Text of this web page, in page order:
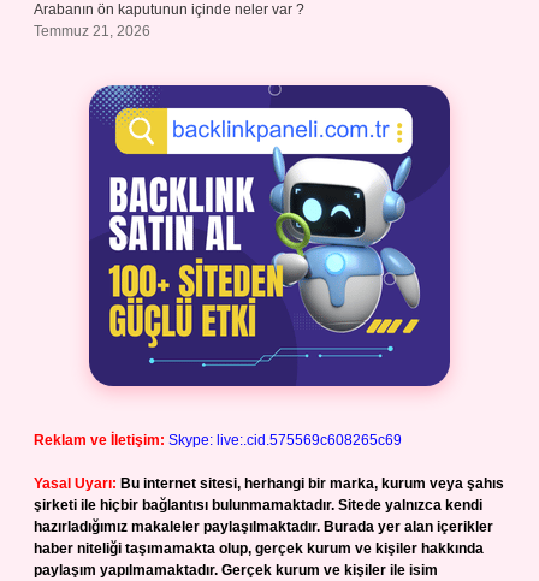
Arabanın ön kaputunun içinde neler var ?
Temmuz 21, 2026
Reklam ve İletişim: Skype: live:.cid.575569c608265c69
Yasal Uyarı: Bu internet sitesi, herhangi bir marka, kurum veya şahıs
şirketi ile hiçbir bağlantısı bulunmamaktadır. Sitede yalnızca kendi
hazırladığımız makaleler paylaşılmaktadır. Burada yer alan içerikler
haber niteliği taşımamakta olup, gerçek kurum ve kişiler hakkında
paylaşım yapılmamaktadır. Gerçek kurum ve kişiler ile isim